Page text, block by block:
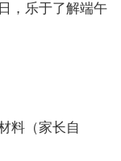
，乐于了解端午
料（家长自